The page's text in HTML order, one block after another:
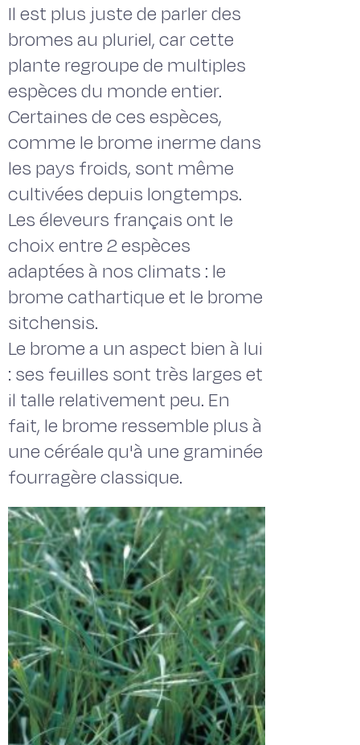
Il est plus juste de parler des
bromes au pluriel, car cette
plante regroupe de multiples
espèces du monde entier.
Certaines de ces espèces,
comme le brome inerme dans
les pays froids, sont même
cultivées depuis longtemps.
Les éleveurs français ont le
choix entre 2 espèces
adaptées à nos climats : le
brome cathartique et le brome
sitchensis.
Le brome a un aspect bien à lui
: ses feuilles sont très larges et
il talle relativement peu. En
fait, le brome ressemble plus à
une céréale qu'à une graminée
fourragère classique.